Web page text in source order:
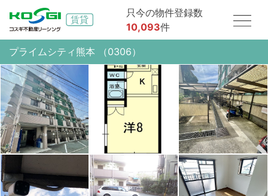
只今の物件登録数
10,093件
プライムシティ熊本 （0306）